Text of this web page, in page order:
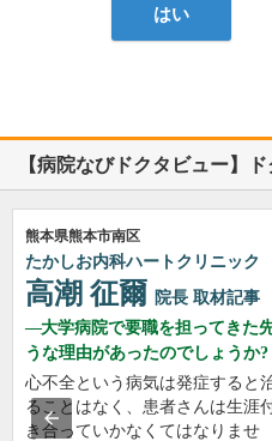
はい
【病院なびドクタビュー】
熊本県熊本市南区
たかしお内科ハートクリニック
高潮 征爾 院長 取材記事
大学病院で要職を担ってきた
うな理由があったのでしょうか?
心不全という病気は発症すると
ることはなく、患者さんは生涯
き合っていかなくてはなりませ